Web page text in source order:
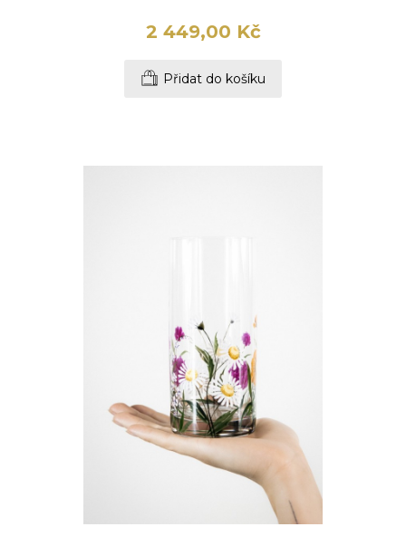
2 449,00 Kč
Přidat do košíku